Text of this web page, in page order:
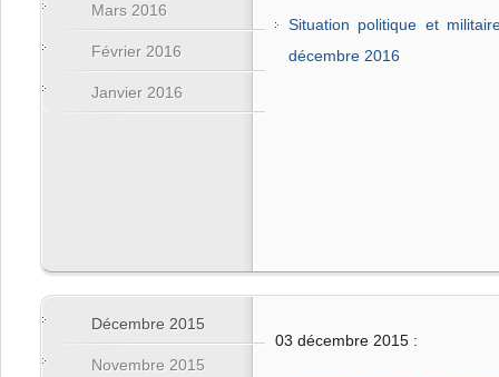
Mars 2016
Février 2016
Janvier 2016
Situation politique et
décembre 2016
Décembre 2015
Novembre 2015
03 décembre 2015 :